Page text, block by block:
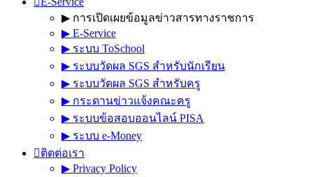
▶︎ การเปิดเผยข้อมูลข่าวสารทางราชการ
▶︎ E-Service
▶︎ ระบบ ToSchool
▶︎ ระบบวัดผล SGS สำหรับนักเรียน
▶︎ ระบบวัดผล SGS สำหรับครู
▶︎ กระดานข่าวแจ้งคณะครู
▶︎ ระบบข้อสอบออนไลน์ PISA
▶︎ ระบบ e-Money
ติดต่อเรา
▶︎ Privacy Policy